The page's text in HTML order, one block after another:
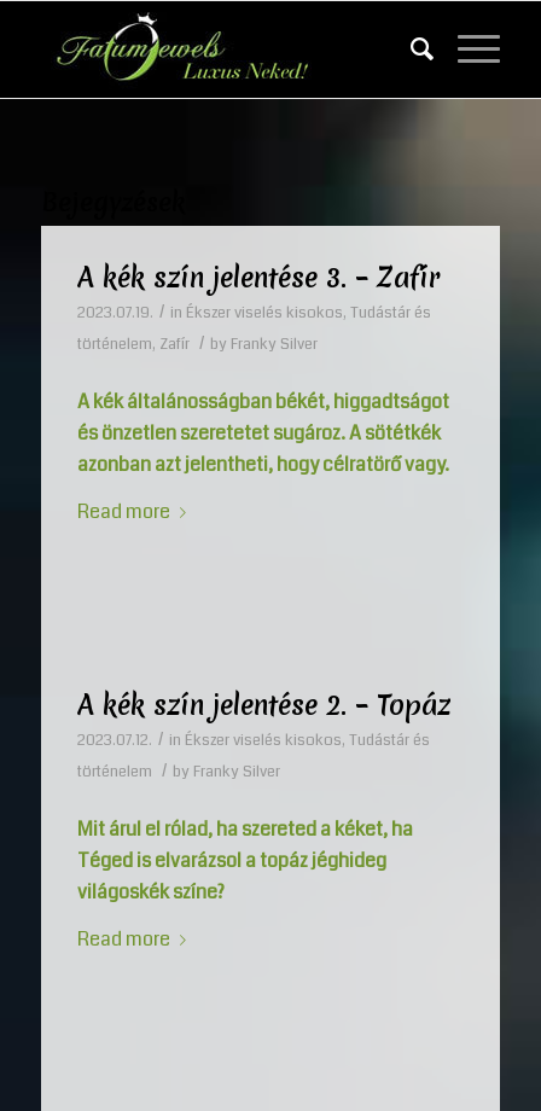
A kék szín jelentése 3. – Zafír
2023.07.19. / in Ékszer viselés kisokos, Tudástár és
történelem, Zafír / by Franky Silver
A kék általánosságban békét, higgadtságot
és önzetlen szeretetet sugároz. A sötétkék
azonban azt jelentheti, hogy célratörő vagy.
Read more
A kék szín jelentése 2. – Topáz
2023.07.12. / in Ékszer viselés kisokos, Tudástár és
történelem / by Franky Silver
Mit árul el rólad, ha szereted a kéket, ha
Téged is elvarázsol a topáz jéghideg
világoskék színe?
Read more